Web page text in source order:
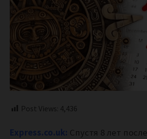
Post Views: 4,436
Express.co.uk: Спустя 8 лет